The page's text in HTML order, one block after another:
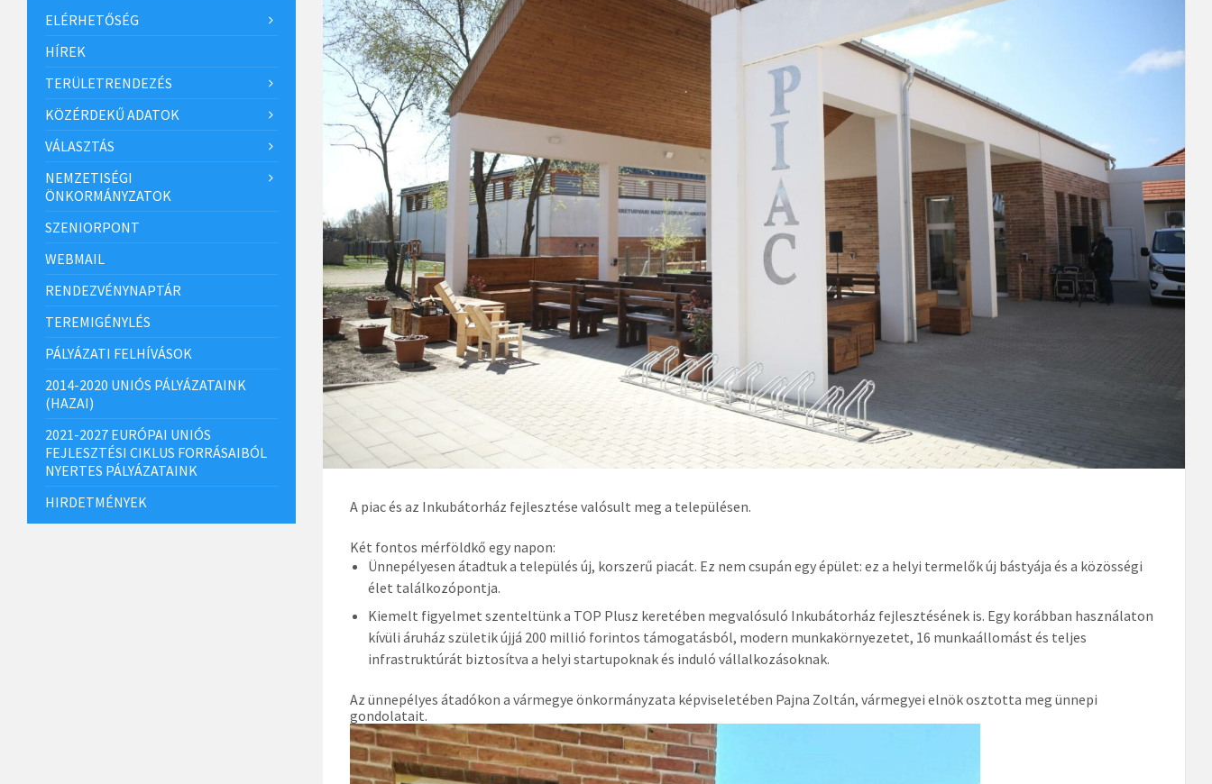
A piac és az Inkubátorház fejlesztése valósult meg a településen.
Két fontos mérföldkő egy napon:
Ünnepélyesen átadtuk a település új, korszerű piacát. Ez nem csupán egy épület: ez a helyi termelők új bástyája és a közösségi
élet találkozópontja.
Kiemelt figyelmet szenteltünk a TOP Plusz keretében megvalósuló Inkubátorház fejlesztésének is. Egy korábban használaton
kívüli áruház születik újjá 200 millió forintos támogatásból, modern munkakörnyezetet, 16 munkaállomást és teljes
infrastruktúrát biztosítva a helyi startupoknak és induló vállalkozásoknak.
Az ünnepélyes átadókon a vármegye önkormányzata képviseletében Pajna Zoltán, vármegyei elnök osztotta meg ünnepi
gondolatait.
ELÉRHETŐSÉG
HÍREK
TERÜLETRENDEZÉS
KÖZÉRDEKŰ ADATOK
VÁLASZTÁS
NEMZETISÉGI
ÖNKORMÁNYZATOK
SZENIORPONT
WEBMAIL
RENDEZVÉNYNAPTÁR
TEREMIGÉNYLÉS
PÁLYÁZATI FELHÍVÁSOK
2014-2020 UNIÓS PÁLYÁZATAINK
(HAZAI)
2021-2027 EURÓPAI UNIÓS
FEJLESZTÉSI CIKLUS FORRÁSAIBÓL
NYERTES PÁLYÁZATAINK
HIRDETMÉNYEK